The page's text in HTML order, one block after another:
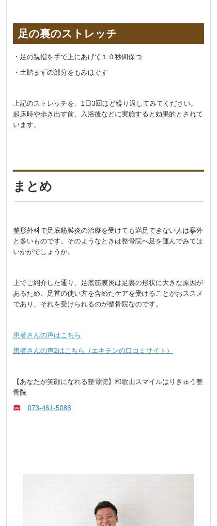
足の裏のストレッチ
・足の親指を手で上にあげて１０秒間保つ
・土踏まずの部分をもみほぐす
上記のストレッチを、1日3回ほど繰り返してみてください。
起床時や歩き出す前、入浴後などに実施すると効果的とされて
います。
まとめ
整形外科で足底筋膜炎の治療を受けても満足できない人は案外
と多いものです。そのようなときは整骨院へ足を運んでみては
いかがでしょうか。
上でご紹介した通り、足底筋膜炎は足裏の形状に大きな原因が
あるため、足首の使い方を含めたケアを受けることがおススメ
であり、それを受けられるのが整骨院なのです。
患者さんの声はこちら
患者さんの声2はこちら（エキテンの口コミサイト）
【あなたが笑顔になれる整骨院】和歌山スマイルはりきゅう整
骨院
073-461-5088